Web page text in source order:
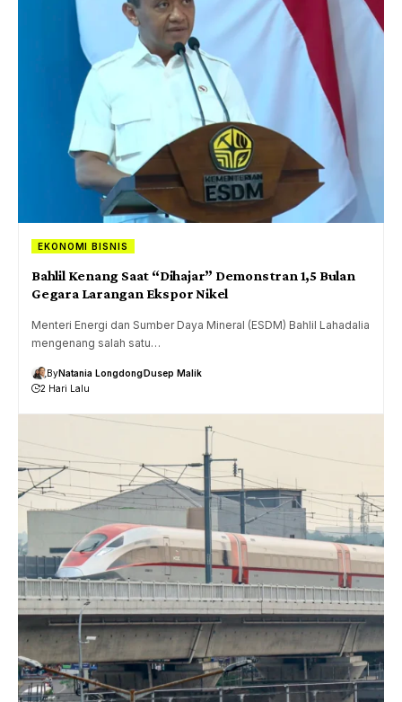
EKONOMI BISNIS
Bahlil Kenang Saat “Dihajar” Demonstran 1,5 Bulan
Gegara Larangan Ekspor Nikel
Menteri Energi dan Sumber Daya Mineral (ESDM) Bahlil Lahadalia
mengenang salah satu…
ByNatania LongdongDusep Malik
2 Hari Lalu